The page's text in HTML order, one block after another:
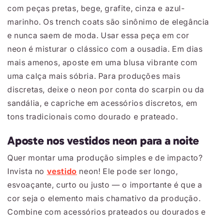
com peças pretas, bege, grafite, cinza e azul-
marinho. Os trench coats são sinônimo de elegância
e nunca saem de moda. Usar essa peça em cor
neon é misturar o clássico com a ousadia. Em dias
mais amenos, aposte em uma blusa vibrante com
uma calça mais sóbria. Para produções mais
discretas, deixe o neon por conta do scarpin ou da
sandália, e capriche em acessórios discretos, em
tons tradicionais como dourado e prateado.
Aposte nos vestidos neon para a noite
Quer montar uma produção simples e de impacto?
Invista no vestido neon! Ele pode ser longo,
esvoaçante, curto ou justo ― o importante é que a
cor seja o elemento mais chamativo da produção.
Combine com acessórios prateados ou dourados e